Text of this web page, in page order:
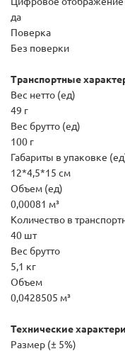
да
Поверка
Без поверки
Транспортные
Вес нетто (ед)
49 г
Вес брутто (ед)
100 г
Габариты в упаковке
12*4,5*15 см
Объем (ед)
0,00081 м³
Количество в
40 шт
Вес брутто
5,1 кг
Объем
0,0428505 м³
Технические
Размер (± 5%)